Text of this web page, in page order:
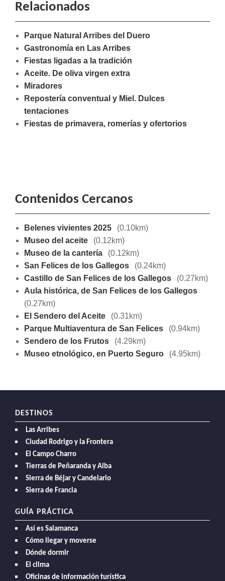
Relacionados
Parque Natural Arribes del Duero
Gastronomía en Las Arribes
Fiestas ligadas a la tradición
Aceite. De oliva virgen extra
Miradores
Repostería conventual y Miel. Dulces
tentaciones
Fiestas de primavera, romerías y ofertorios
Contenidos Cercanos
Belenes vivientes 2025
(0.10km)
Museo del aceite
(0.12km)
Museo de la cantería
(0.12km)
San Felices de los Gallegos
(0.24km)
Castillo de San Felices de los Gallegos
(0.27km)
Aula histórica, de San Felices de los Gallegos
(0.27km)
El Sendero del Aceite
(0.31km)
Parque Multiaventura de San Felices
(0.94km)
Sendero de los Frutos
(4.29km)
Museo etnológico, en Puerto Seguro
(4.95km)
DESTINOS
Las Arribes
Ciudad Rodrigo y la Frontera
El Campo Charro
Tierras de Peñaranda y Alba
Sierra de Béjar y Candelario
Sierra de Francia
GUÍA PRÁCTICA
Así es Salamanca
Cómo llegar y moverse
Dónde dormir
El clima
Oficinas de información turística